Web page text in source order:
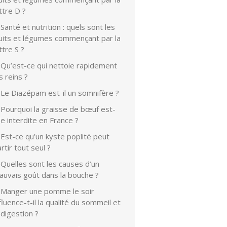
D ?
Santé et nutrition : quels sont les
et légumes commençant par la
S ?
Qu’est-ce qui nettoie rapidement
reins ?
Le Diazépam est-il un somnifère ?
Pourquoi la graisse de bœuf est-
interdite en France ?
Est-ce qu’un kyste poplité peut
tout seul ?
Quelles sont les causes d’un
goût dans la bouche ?
Manger une pomme le soir
t-il la qualité du sommeil et
?